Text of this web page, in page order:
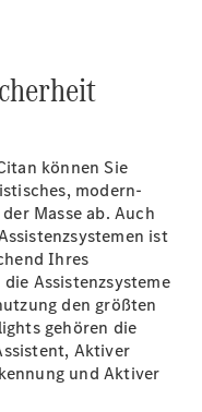
können Sie
modern-
Masse ab. Auch
ist
Ihres
Assistenzsysteme
den größten
gehören die
Aktiver
und Aktiver